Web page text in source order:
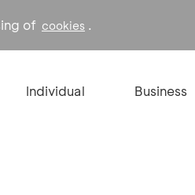
of cookies .
Individual Business